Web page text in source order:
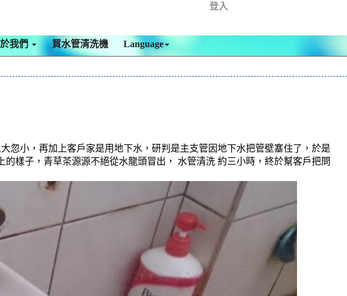
登入
我們 買水管清洗機 Language
忽小，再加上客戶家是用地下水，研判是主支管因地下水把管壁塞住了，於是
樣子，青草茶源源不絕從水龍頭冒出， 水管清洗 約三小時，終於幫客戶把問